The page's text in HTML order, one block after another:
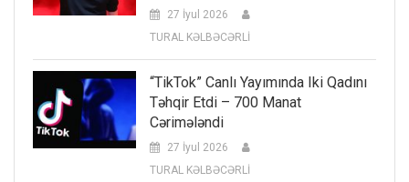
27 İyul 2026
TURAL KƏLBƏCƏRLİ
“TikTok” Canlı Yayımında Iki Qadını
Təhqir Etdi – 700 Manat
Cərimələndi
27 İyul 2026
TURAL KƏLBƏCƏRLİ